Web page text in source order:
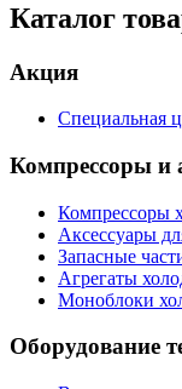
Каталог
Акция
Специальная
Компрессоры и
Компрессоры
Аксессуары
Запасные
Агрегаты
Моноблоки
Оборудование